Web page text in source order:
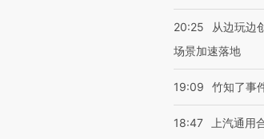
20:25
从边玩边
场景加速落地
19:09 竹知了事
18:47
上汽通用